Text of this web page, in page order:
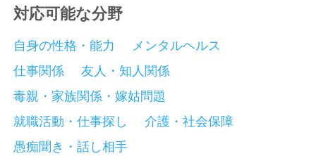
対応可能な分野
自身の性格・能力
メンタルヘルス
仕事関係
友人・知人関係
毒親・家族関係・嫁姑問題
就職活動・仕事探し
介護・社会保障
愚痴聞き・話し相手